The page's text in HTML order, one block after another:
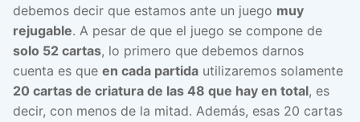
debemos decir que estamos ante un juego muy
rejugable. A pesar de que el juego se compone de
solo 52 cartas, lo primero que debemos darnos
cuenta es que en cada partida utilizaremos solamente
20 cartas de criatura de las 48 que hay en total, es
decir, con menos de la mitad. Además, esas 20 cartas